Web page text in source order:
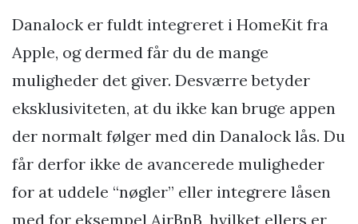
Danalock er fuldt integreret i HomeKit fra
Apple, og dermed får du de mange
muligheder det giver. Desværre betyder
eksklusiviteten, at du ikke kan bruge appen
der normalt følger med din Danalock lås. Du
får derfor ikke de avancerede muligheder
for at uddele “nøgler” eller integrere låsen
med for eksempel AirBnB, hvilket ellers er